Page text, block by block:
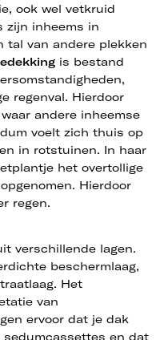
ook wel vetkruid
zijn inheems in
tal van andere plekken
is bestand
regenval. Hierdoor
andere inheemse
voelt zich thuis op
in rotstuinen. In haar
het overtollige
Hierdoor
regen.
verschillende lagen.
beschermlaag,
Het
van
ervoor dat je dak
sedumcassettes en dat